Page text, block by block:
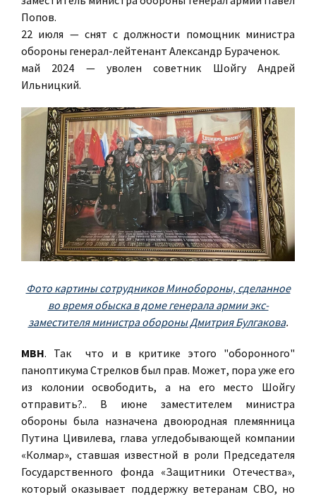
Попов.
22 июля — снят с должности помощник министра
обороны генерал-лейтенант Александр Бураченок.
май 2024 — уволен советник Шойгу Андрей
Ильницкий.
Фото картины сотрудников Минобороны, сделанное
во время обыска в доме генерала армии экс-
заместителя министра обороны Дмитрия Булгакова.
МВН. Так что и в критике этого "оборонного"
паноптикума Стрелков был прав. Может, пора уже его
из колонии освободить, а на его место Шойгу
отправить?.. В июне заместителем министра
обороны была назначена двоюродная племянница
Путина Цивилева, глава угледобывающей компании
«Колмар», ставшая известной в роли Председателя
Государственного фонда «Защитники Отечества»,
который оказывает поддержку ветеранам СВО, но